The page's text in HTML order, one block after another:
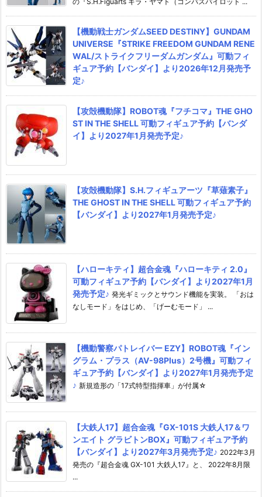
【機動戦士ガンダムSEED DESTINY】GUNDAM
UNIVERSE『STRIKE FREEDOM GUNDAM RENE
WAL/ストライクフリーダムガンダム』可動フィ
ギュア予約【バンダイ】より2026年12月発売予
定♪
【攻殻機動隊】ROBOT魂『フチコマ』THE GHO
ST IN THE SHELL 可動フィギュア予約【バンダ
イ】より2027年1月発売予定♪
【攻殻機動隊】S.H.フィギュアーツ『草薙素子』
THE GHOST IN THE SHELL 可動フィギュア予約
【バンダイ】より2027年1月発売予定♪
【ハローキティ】超合金魂『ハローキティ 2.0』
可動フィギュア予約【バンダイ】より2027年1月
発売予定♪ 発光ギミックとサウンド機能を実装。 「おは
なしモード」をはじめ、「げーむモード」 ...
【機動警察パトレイバー EZY】ROBOT魂『イン
グラム・プラス（AV-98Plus）2号機』可動フィ
ギュア予約【バンダイ】より2027年1月発売予定
♪ 新規造形の「17式特型指揮車」が付属☆
【大鉄人17】超合金魂『GX-101S 大鉄人17＆ワ
ンエイト グラビトンBOX』可動フィギュア予約
【バンダイ】より2027年3月発売予定♪ 2022年3月
発売の『超合金魂 GX-101 大鉄人17』と、 2022年8月限
...